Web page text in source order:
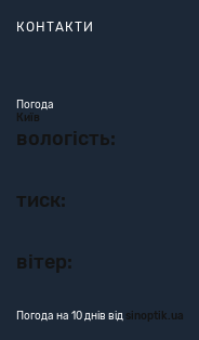
КОНТАКТИ
Погода
Київ
вологість:
тиск:
вітер:
Погода на 10 днів від sinoptik.ua